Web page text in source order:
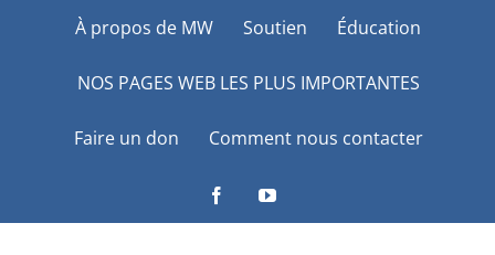
À propos de MW Soutien Éducation
NOS PAGES WEB LES PLUS IMPORTANTES
Faire un don Comment nous contacter
FacebookYouTube